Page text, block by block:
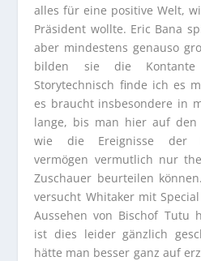
alles für eine positive Welt,
Präsident wollte. Eric Bana
aber mindestens genauso
bilden sie die Kontante
Storytechnisch finde ich es
es braucht insbesondere in
lange, bis man hier auf
wie die Ereignisse der
vermögen vermutlich nur
Zuschauer beurteilen
versucht Whitaker mit
Aussehen von Bischof Tutu
ist dies leider gänzlich
hätte man besser ganz auf